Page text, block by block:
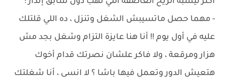
- مهما حصل ماتسيبش الشغل وتنزل ، ده اللي قلتلك
عليه في أول يوم !! أنا هنا عايزة التزام وشغل بجد مش
هزار ومرقعة ، ولا فاكر علشان نصرتك قدام أخوك
هتعيش الدور وتعمل فيها باشا ؟ لا انسى ، أنا شغلتك